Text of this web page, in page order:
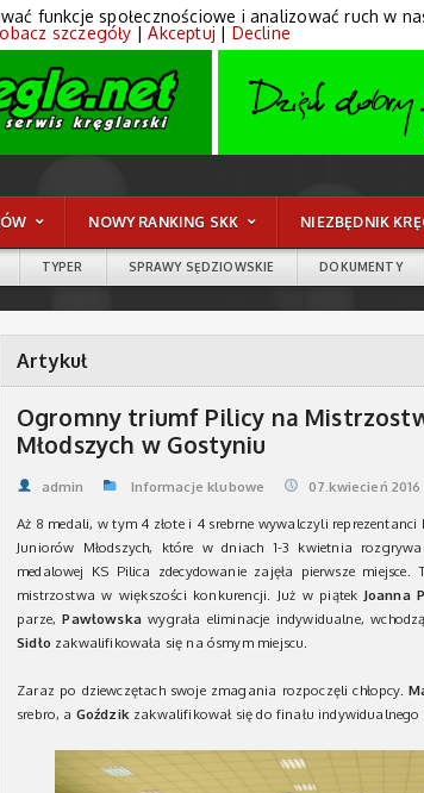
NOWY RANKING SKK NIEZBĘDNIK
TYPER SPRAWY SĘDZIOWSKIE DOKUMENTY
Artykuł
Ogromny triumf Pilicy na
Młodszych w Gostyniu
admin Informacje klubowe 07.kwiecień 2016
Aż 8 medali, w tym 4 złote i 4 srebrne wywalczyli
Juniorów Młodszych, które w dniach 1-3 kwietnia
medalowej KS Pilica zdecydowanie zajęła pierwsze
mistrzostwa w większości konkurencji. Już w piątek Joanna
parze,Pawłowskawygrała eliminacje indywidualne,
Sidło zakwalifikowała się na ósmym miejscu.
Zaraz po dziewczętach swoje zmagania rozpoczęli chłopcy.
srebro, a Goździkzakwalifikował się do finału indywidualnego
funkcje społecznościowe i analizować ruch w
szczegóły |Akceptuj | Decline